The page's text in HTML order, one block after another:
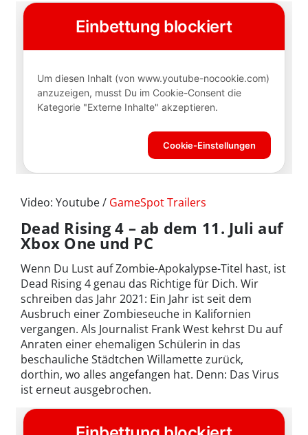
Video: Youtube / GameSpot Trailers
Dead Rising 4 – ab dem 11. Juli auf
Xbox One und PC
Wenn Du Lust auf Zombie-Apokalypse-Titel hast, ist
Dead Rising 4 genau das Richtige für Dich. Wir
schreiben das Jahr 2021: Ein Jahr ist seit dem
Ausbruch einer Zombieseuche in Kalifornien
vergangen. Als Journalist Frank West kehrst Du auf
Anraten einer ehemaligen Schülerin in das
beschauliche Städtchen Willamette zurück,
dorthin, wo alles angefangen hat. Denn: Das Virus
ist erneut ausgebrochen.